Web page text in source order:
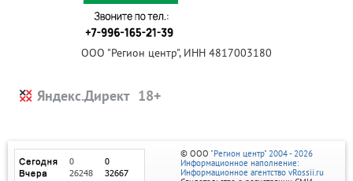
ООО "Регион центр", ИНН 4817003180
Яндекс.Директ
© ООО "Регион центр" 2004 - 2026
Информационное наполнение:
Информационное агентство vRossii.ru